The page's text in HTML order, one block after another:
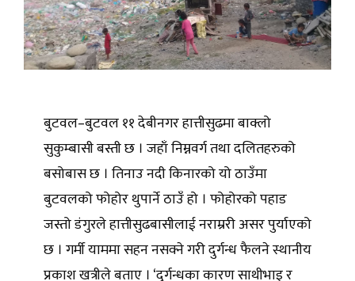
बुटवल–बुटवल ११ देबीनगर हात्तीसुढमा बाक्लो
सुकुम्बासी बस्ती छ । जहाँ निम्नवर्ग तथा दलितहरुको
बसोबास छ । तिनाउ नदी किनारको यो ठाउँमा
बुटवलको फोहोर थुपार्ने ठाउँ हो । फोहोरको पहाड
जस्तो डंगुरले हात्तीसुढबासीलाई नराम्ररी असर पुर्याएको
छ । गर्मी याममा सहन नसक्ने गरी दुर्गन्ध फैलने स्थानीय
प्रकाश खत्रीले बताए । ‘दुर्गन्धका कारण साथीभाइ र